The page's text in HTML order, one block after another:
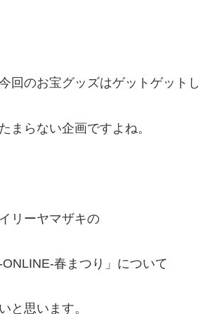
回のお宝グッズはゲットゲット
まらない企画ですよね。
リーヤマザキの
ONLINE-春まつり」について
と思います。